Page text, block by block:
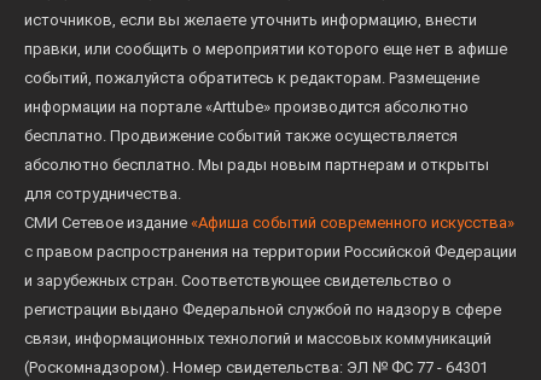
источников, если вы желаете уточнить информацию, внести
правки, или сообщить о мероприятии которого еще нет в афише
событий, пожалуйста обратитесь к редакторам. Размещение
информации на портале «Arttube» производится абсолютно
бесплатно. Продвижение событий также осуществляется
абсолютно бесплатно. Мы рады новым партнерам и открыты
для сотрудничества.
СМИ Сетевое издание «Афиша событий современного искусства»
с правом распространения на территории Российской Федерации
и зарубежных стран. Соответствующее свидетельство о
регистрации выдано Федеральной службой по надзору в сфере
связи, информационных технологий и массовых коммуникаций
(Роскомнадзором). Номер свидетельства: ЭЛ № ФС 77 - 64301